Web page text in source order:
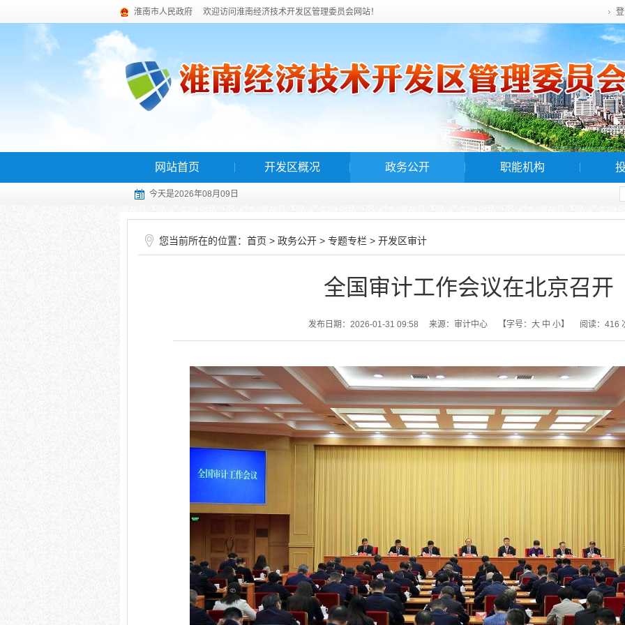
淮南市人民政府 欢迎访问淮南经济技术开发区管理委员会网站！
网站首页 开发区概况 政务公开 职能机构
今天是2026年08月09日
您当前所在的位置： 首页 > 政务公开 > 专题专栏 > 开发区审计
全国审计工作会议在北京召开
发布日期：2026-01-31 09:58 来源：审计中心 【字号： 大 中 小】 阅读： 416